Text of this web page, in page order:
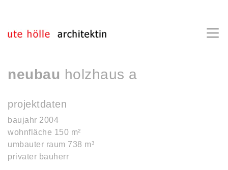
neubau holzhaus a
projektdaten
baujahr 2004
wohnfläche 150 m²
umbauter raum 738 m³
privater bauherr